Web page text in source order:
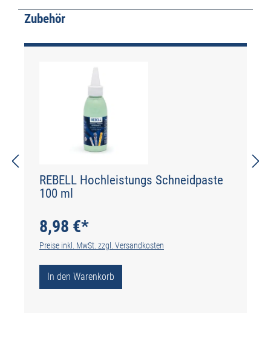
Produktgalerie überspringen
Zubehör
REBELL Hochleistungs Schneidpaste
100 ml
8,98 €*
Preise inkl. MwSt. zzgl. Versandkosten
In den Warenkorb